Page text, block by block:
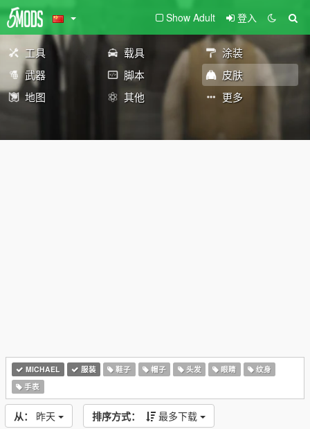
Show Adult 登入
工具 载具
涂装
武器
脚本
皮肤
地图
其他 更多
MICHAEL 服装 鞋子 帽子 头发 眼睛
纹身
手表
从： 昨天 排序方式： 最多下载